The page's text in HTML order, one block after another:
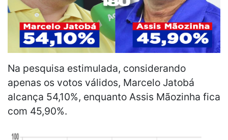
Na pesquisa estimulada, considerando
apenas os votos válidos, Marcelo Jatobá
alcança 54,10%, enquanto Assis Mãozinha fica
com 45,90%.